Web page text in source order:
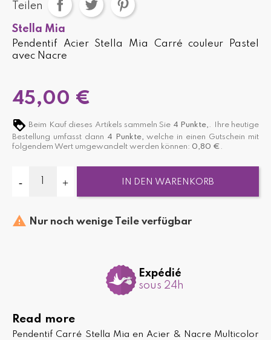
Teilen
Stella Mia
Pendentif Acier Stella Mia Carré couleur Pastel
avec Nacre
45,00 €
Beim Kauf dieses Artikels sammeln Sie 4 Punkte, . Ihre heutige
Bestellung umfasst dann 4 Punkte, welche in einen Gutschein mit
folgendem Wert umgewandelt werden können: 0,80 € .
IN DEN WARENKORB
 Nur noch wenige Teile verfügbar
Expédié
sous 24h
Read more
Pendentif Carré Stella Mia en Acier & Nacre Multicolor